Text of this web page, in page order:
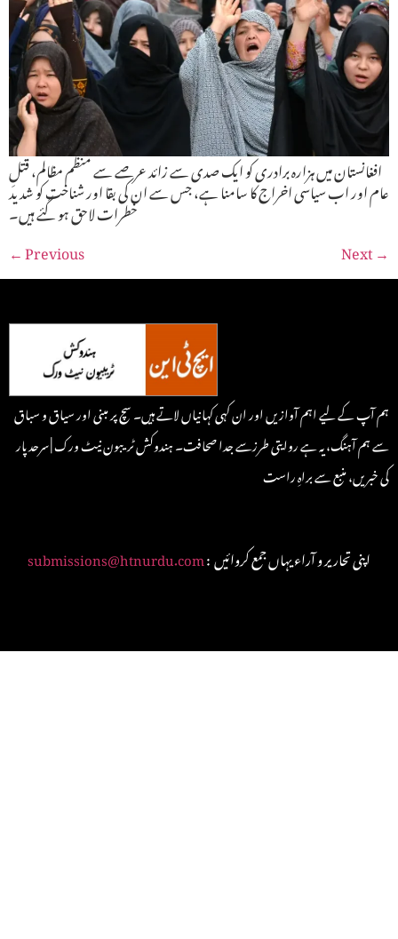
افغانستان میں ہزارہ برادری کو ایک صدی سے زائد عرصے سے منظم مظالم، قتلِ
عام اور اب سیاسی اخراج کا سامنا ہے، جس سے ان کی بقا اور شناخت کو شدید
خطرات لاحق ہو گئے ہیں۔
←Previous Next→
ہم آپ کے لیے اہم آوازیں اور ان کہی کہانیاں لاتے ہیں۔ سچ پر مبنی اور سیاق و سباق
سے ہم آہنگ، یہ ہے روایتی طرزسے جدا صحافت۔ ہندوکش ٹریبون نیٹ ورک | سرحد پار
کی خبریں، منبع سے براہِ راست
submissions@htnurdu.com : اپنی تحاریر و آراء یہاں جمع کروائیں